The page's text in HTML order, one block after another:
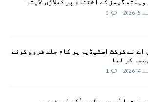
گیمز کے اختتام پر کھلاڑی ‘لاپتہ’
2026
0
اے نے کرکٹ اسٹیڈیم پر کام جلد شروع کرنے
کر لیا
2026
1